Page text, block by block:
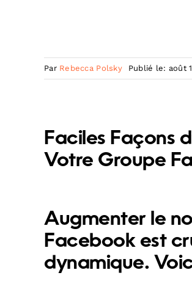
Par Rebecca Polsky Publié le: août
Faciles Façons
Votre Groupe
Augmenter le
Facebook est
dynamique.